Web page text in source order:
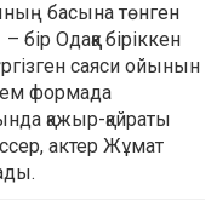
басына төнген
Одаққа біріккен
саяси ойынын
формада
қажыр-қайраты
актер Жұмат